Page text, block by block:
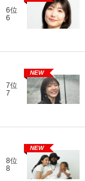
6位
6
7位
7
NEW
8位
8
NEW